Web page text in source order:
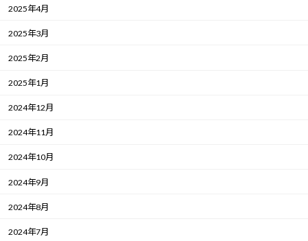
2025年4月
2025年3月
2025年2月
2025年1月
2024年12月
2024年11月
2024年10月
2024年9月
2024年8月
2024年7月